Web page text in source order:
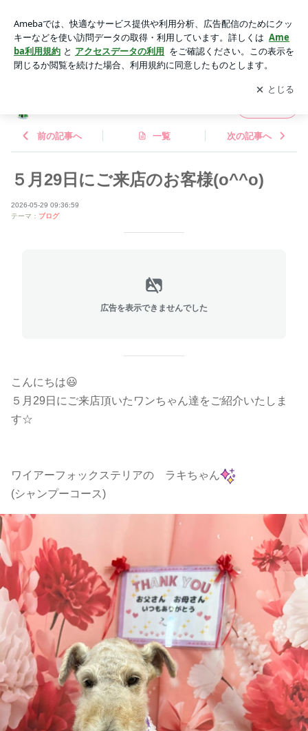
ッグハウスミタカ
アプリをダウンロードして ブログの更新通知
を受け取りまし
ょう。
開く
前の記事へ 一覧 次の記事へ
５月29日にご来店のお客様(o^^o)
2026-05-29 09:36:59
テーマ： ブログ
広告を表示できませんでした
こんにちは😃
５月29日にご来店頂いたワンちゃん達をご紹介いたしま
す☆
ワイアーフォックステリアの ラキちゃん
(シャンプーコース)